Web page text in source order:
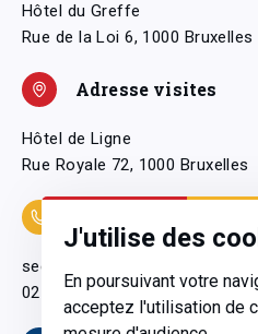
J'utilise des
En poursuivant votre
acceptez l'utilisation de
Hôtel du Greffe
Rue de la Loi 6, 1000 Bruxelles
Adresse visites
Hôtel de Ligne
Rue Royale 72, 1000 Bruxelles
secretariatgeneral@pfwb.be
02 506 38 11